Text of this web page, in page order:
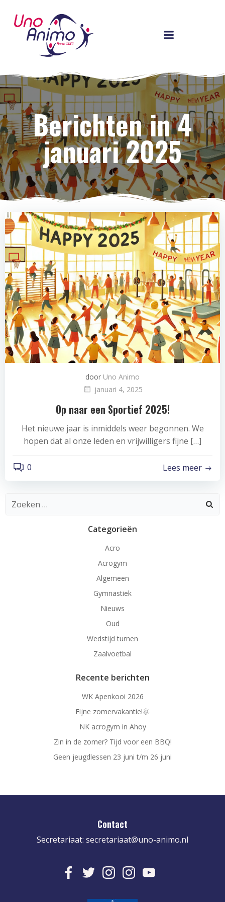
Berichten in 4
januari 2025
door Uno Animo
januari 4, 2025
Op naar een Sportief 2025!
Het nieuwe jaar is inmiddels weer begonnen. We
hopen dat al onze leden en vrijwilligers fijne […]
0 Lees meer
Zoeken
Categorieën
Acro
Acrogym
Algemeen
Gymnastiek
Nieuws
Oud
Wedstijd turnen
Zaalvoetbal
Recente berichten
WK Apenkooi 2026
Fijne zomervakantie!🌞
NK acrogym in Ahoy
Zin in de zomer? Tijd voor een BBQ!
Geen jeugdlessen 23 juni t/m 26 juni
Contact
Secretariaat: secretariaat@uno-animo.nl